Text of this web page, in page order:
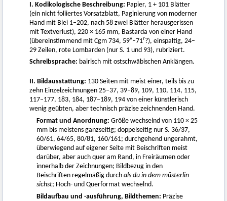
I. Kodikologische Beschreibung: Papier, 1 + 101 Blätter
(ein nicht foliiertes Vorsatzblatt, Paginierung von moderner
Hand mit Blei 1–202, nach 58 zwei Blätter herausgerissen
mit Textverlust), 220 × 165 mm, Bastarda von einer Hand
(übereinstimmend mit Cgm 734, 59v–71r?), einspaltig, 24–
29 Zeilen, rote Lombarden (nur S. 1 und 93), rubriziert.
Schreibsprache: bairisch mit ostschwäbischen Anklängen.
II. Bildausstattung: 130 Seiten mit meist einer, teils bis zu
zehn Einzelzeichnungen 25–37, 39–89, 109, 110, 114, 115,
117–177, 183, 184, 187–189, 194 von einer künstlerisch
wenig geübten, aber technisch präzise zeichnenden Hand.
Format und Anordnung: Größe wechselnd von 110 × 25
mm bis meistens ganzseitig; doppelseitig nur S. 36/37,
60/61, 64/65, 80/81, 160/161; durchgehend ungerahmt,
überwiegend auf eigener Seite mit Beischriften meist
darüber, aber auch quer am Rand, in Freiräumen oder
innerhalb der Zeichnungen; Bildbezug in den
Beischriften regelmäßig durch als du in dem müsterlin
sichst; Hoch- und Querformat wechselnd.
Bildaufbau und -ausführung, Bildthemen: Präzise